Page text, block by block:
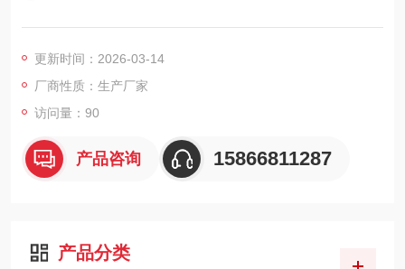
更新时间：2026-03-14
厂商性质：生产厂家
访问量：90
产品咨询 15866811287
产品分类